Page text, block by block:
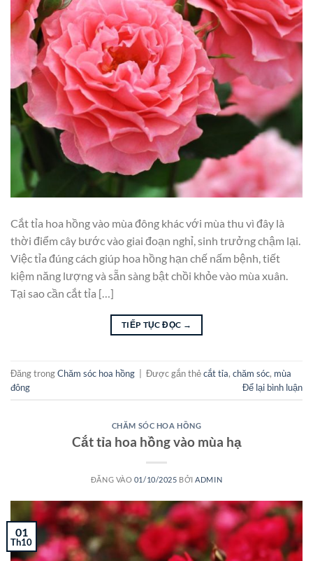
Cắt tỉa hoa hồng vào mùa đông khác với mùa thu vì đây là
thời điểm cây bước vào giai đoạn nghỉ, sinh trưởng chậm lại.
Việc tỉa đúng cách giúp hoa hồng hạn chế nấm bệnh, tiết
kiệm năng lượng và sẵn sàng bật chồi khỏe vào mùa xuân.
Tại sao cần cắt tỉa […]
TIẾP TỤC ĐỌC →
Đăng trongChăm sóc hoa hồng Được gắn thẻcắt tỉa, chăm sóc, mùa
đông
Để lại bình luận
CHĂM SÓC HOA HỒNG
Cắt tỉa hoa hồng vào mùa hạ
ĐĂNG VÀO 01/10/2025 BỞIADMIN
01
Th10